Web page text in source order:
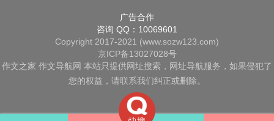
广告合作
咨询 QQ：10069601
Copyright 2017-2021 (www.sozw123.com)
京ICP备13027028号
作文之家 作文导航网 本站只提供网址搜索，网址导航服务，如果侵犯了
您的权益，请联系我们纠正或删除。